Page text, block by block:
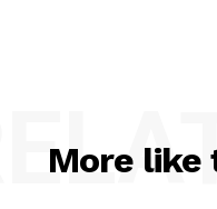
More like